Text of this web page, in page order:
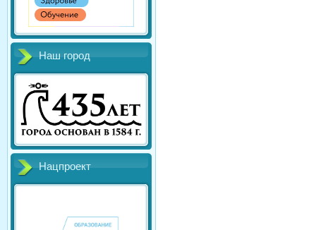
Наш город
Нацпроект